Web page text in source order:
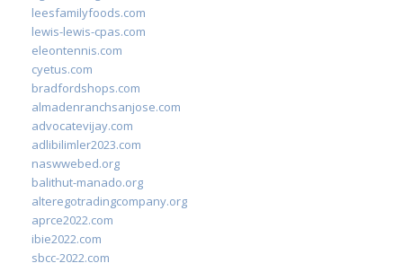
leesfamilyfoods.com
lewis-lewis-cpas.com
eleontennis.com
cyetus.com
bradfordshops.com
almadenranchsanjose.com
advocatevijay.com
adlibilimler2023.com
naswwebed.org
balithut-manado.org
alteregotradingcompany.org
aprce2022.com
ibie2022.com
sbcc-2022.com